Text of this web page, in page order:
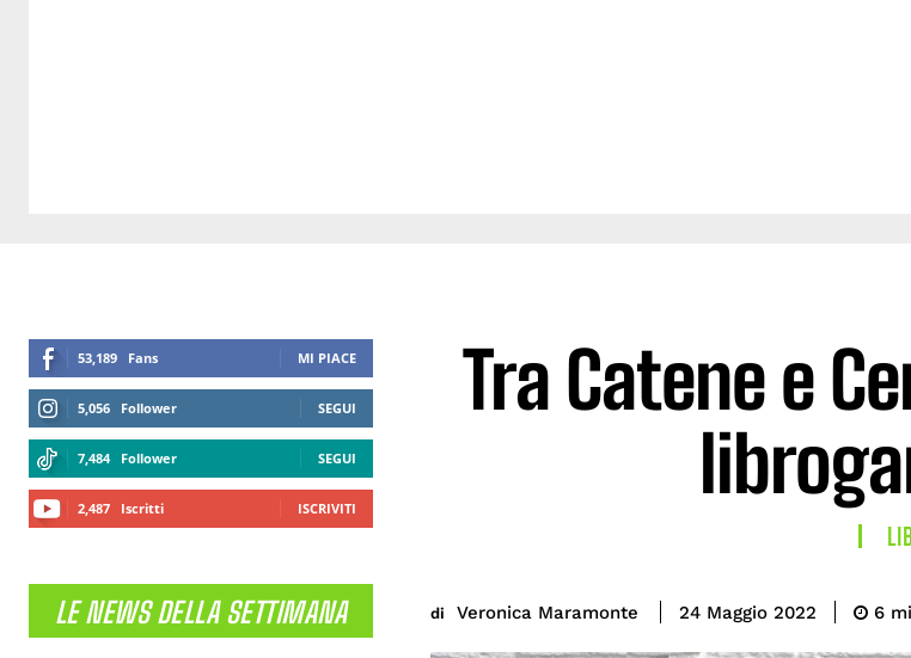
53,189 Fans MI PIACE
5,056 Follower SEGUI
7,484 Follower SEGUI
2,487 Iscritti ISCRIVITI
LE NEWS DELLA SETTIMANA
Tra Catene e
di Veronica Maramonte 24 Maggio 2022 6